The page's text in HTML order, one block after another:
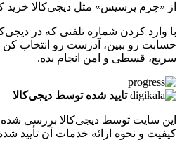
پرسیس» مثل دیجی‌کالا خرید کن!
شماره تلفنی که در دیجی‌کالا ثبت
ببین، آدرست رو انتخاب کن و خریدت
و امن انجام بده.
تایید شده توسط دیجی‌کالا
توسط دیجی‌کالا بررسی شده و
ارائه خدمات آن تأیید شده‌است.